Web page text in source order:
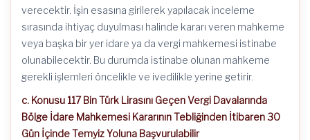
verecektir. İşin esasına girilerek yapılacak inceleme
sırasında ihtiyaç duyulması halinde kararı veren mahkeme
veya başka bir yer idare ya da vergi mahkemesi istinabe
olunabilecektir. Bu durumda istinabe olunan mahkeme
gerekli işlemleri öncelikle ve ivedilikle yerine getirir.
c. Konusu 117 Bin Türk Lirasını Geçen Vergi Davalarında
Bölge İdare Mahkemesi Kararının Tebliğinden İtibaren 30
Gün İçinde Temyiz Yoluna Başvurulabilir